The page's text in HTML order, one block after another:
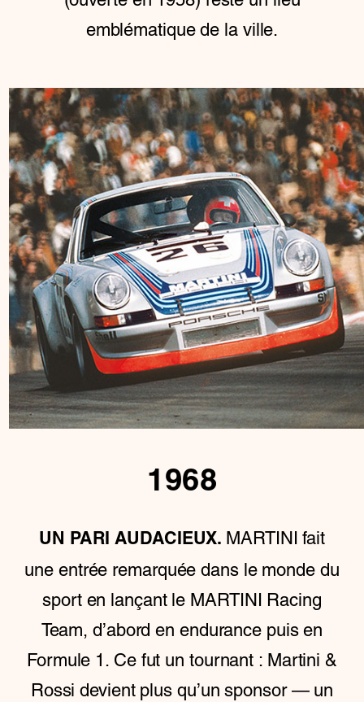
emblématique de la ville.
1968
UN PARI AUDACIEUX. MARTINI fait
une entrée remarquée dans le monde du
sport en lançant le MARTINI Racing
Team, d’abord en endurance puis en
Formule 1. Ce fut un tournant : Martini &
Rossi devient plus qu’un sponsor — un